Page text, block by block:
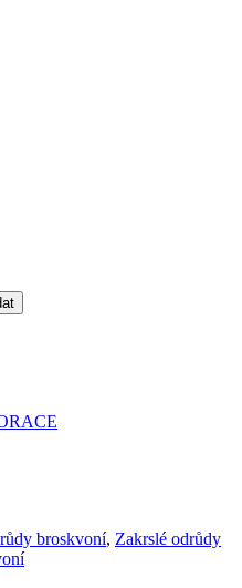
broskvoní, Zakrslé odrůdy